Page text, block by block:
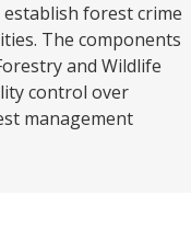
forest crime
The components
and Wildlife
control over
management